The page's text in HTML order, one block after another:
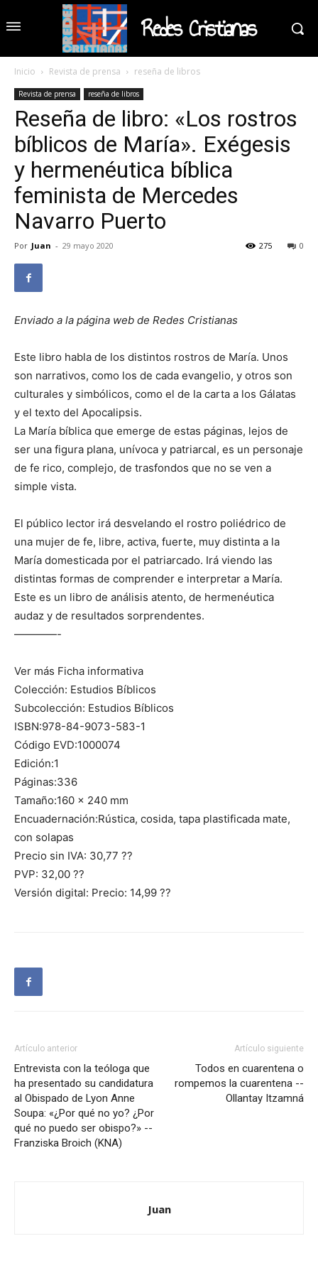
Redes Cristianas
Inicio Revista de prensa reseña de libros
Revista de prensa reseña de libros
Reseña de libro: «Los rostros
bíblicos de María». Exégesis
y hermenéutica bíblica
feminista de Mercedes
Navarro Puerto
Por Juan - 29 mayo 2020 0
275
Enviado a la página web de Redes Cristianas
Este libro habla de los distintos rostros de María. Unos
son narrativos, como los de cada evangelio, y otros son
culturales y simbólicos, como el de la carta a los Gálatas
y el texto del Apocalipsis.
La María bíblica que emerge de estas páginas, lejos de
ser una figura plana, unívoca y patriarcal, es un personaje
de fe rico, complejo, de trasfondos que no se ven a
simple vista.
El público lector irá desvelando el rostro poliédrico de
una mujer de fe, libre, activa, fuerte, muy distinta a la
María domesticada por el patriarcado. Irá viendo las
distintas formas de comprender e interpretar a María.
Este es un libro de análisis atento, de hermenéutica
audaz y de resultados sorprendentes.
————-
Ver más Ficha informativa
Colección: Estudios Bíblicos
Subcolección: Estudios Bíblicos
ISBN:978-84-9073-583-1
Código EVD:1000074
Edición:1
Páginas:336
Tamaño:160 x 240 mm
Encuadernación:Rústica, cosida, tapa plastificada mate,
con solapas
Precio sin IVA: 30,77 ??
PVP: 32,00 ??
Versión digital: Precio: 14,99 ??
Artículo anterior
Entrevista con la teóloga que
ha presentado su candidatura
al Obispado de Lyon Anne
Soupa: «¿Por qué no yo? ¿Por
qué no puedo ser obispo?» --
Franziska Broich (KNA)
Artículo siguiente
Todos en cuarentena o
rompemos la cuarentena --
Ollantay Itzamná
Juan